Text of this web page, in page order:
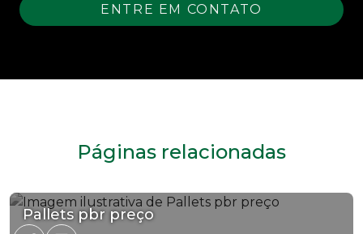
ENTRE EM CONTATO
Páginas relacionadas
Pallets pbr preço